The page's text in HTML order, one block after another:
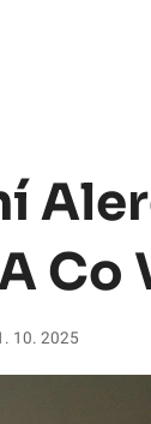
Co
10. 2025